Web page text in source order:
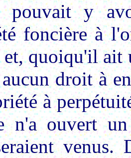
y
foncière à
et, quoiqu'il ait
droit à
à
n'a ouvert un
venus.